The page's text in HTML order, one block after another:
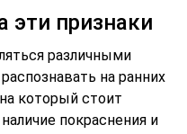
эти признаки
различными
на ранних
который стоит
покраснения и